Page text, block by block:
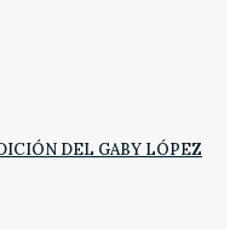
DEL GABY LÓPEZ